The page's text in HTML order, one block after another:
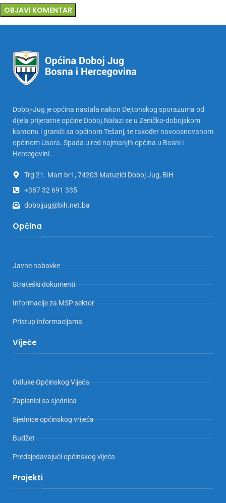
Doboj-Jug je općina nastala nakon Dejtonskog sporazuma od
dijela prijeratne općine Doboj.Nalazi se u Zeničko-dobojskom
kantonu i graniči sa općinom Tešanj, te također novoosnovanom
općinom Usora. Spada u red najmanjih općina u Bosni i
Hercegovini.
Trg 21. Mart br1, 74203 Matuzići Doboj Jug, BiH
+387 32 691 335
dobojjug@bih.net.ba
Općina
Javne nabavke
Strateški dokumenti
Informacije za MSP sektor
Pristup informacijama
Vijeće
Odluke Općinskog Vijeća
Zapisnici sa sjednica
Sjednice općinskog vrijeća
Budžet
Predsjedavajući općinskog vijeća
Projekti